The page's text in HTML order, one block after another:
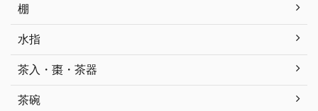
棚
水指
茶入・棗・茶器
茶碗